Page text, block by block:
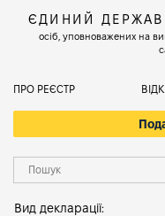
ЄДИНИЙ
осіб, уповноважених на
ПРО РЕЄСТР
Вид декларації: